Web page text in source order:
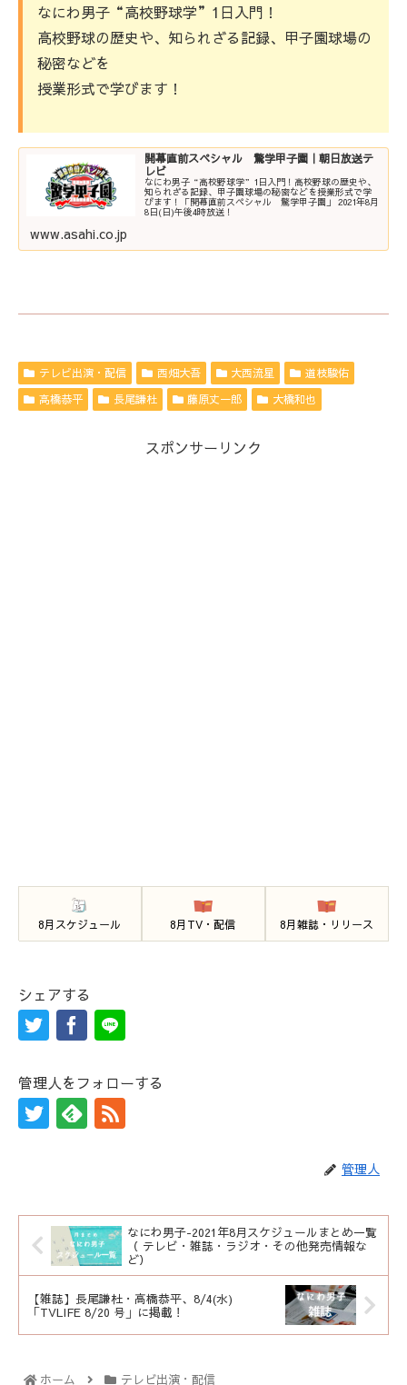
なにわ男子“高校野球学”1日入門！
高校野球の歴史や、知られざる記録、甲子園球場の
秘密などを
授業形式で学びます！
開幕直前スペシャル 驚学甲子園｜朝日放送テ
レビ
なにわ男子“高校野球学”1日入門！高校野球の歴史や、
知られざる記録、甲子園球場の秘密などを授業形式で学
びます！「開幕直前スペシャル 驚学甲子園」 2021年8月
8日(日)午後4時放送！
www.asahi.co.jp
テレビ出演・配信 西畑大吾 大西流星
道枝駿佑
高橋恭平
長尾謙杜 藤原丈一郎 大橋和也
スポンサーリンク
8月スケジュール 8月TV・配信 8月雑誌・リリース
シェアする
管理人をフォローする
管理人
なにわ男子-2021年8月スケジュールまとめ一覧
（ テレビ・雑誌・ラジオ・その他発売情報な
ど）
【雑誌】長尾謙杜・高橋恭平、8/4(水)
「TVLIFE 8/20 号」に掲載！
ホーム テレビ出演・配信